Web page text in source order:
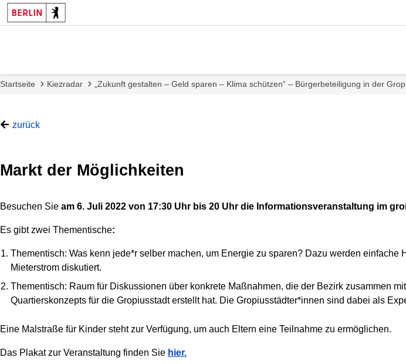
Startseite Kiezradar „Zukunft gestalten – Geld sparen – Klima schützen“ – Bürgerbeteiligung in der
zurück
Markt der Möglichkeiten
Besuchen Sie am 6. Juli 2022 von 17:30 Uhr bis 20 Uhr die Informationsveranstaltung im
Es gibt zwei Thementische:
Thementisch: Was kenn jede*r selber machen, um Energie zu sparen? Dazu werden
Mieterstrom diskutiert.
Thementisch: Raum für Diskussionen über konkrete Maßnahmen, die der Bezirk zusammen
Quartierskonzepts für die Gropiusstadt erstellt hat. Die Gropiusstädter*innen sind dabei als
Eine Malstraße für Kinder steht zur Verfügung, um auch Eltern eine Teilnahme zu ermöglichen.
Das Plakat zur Veranstaltung finden Sie hier.